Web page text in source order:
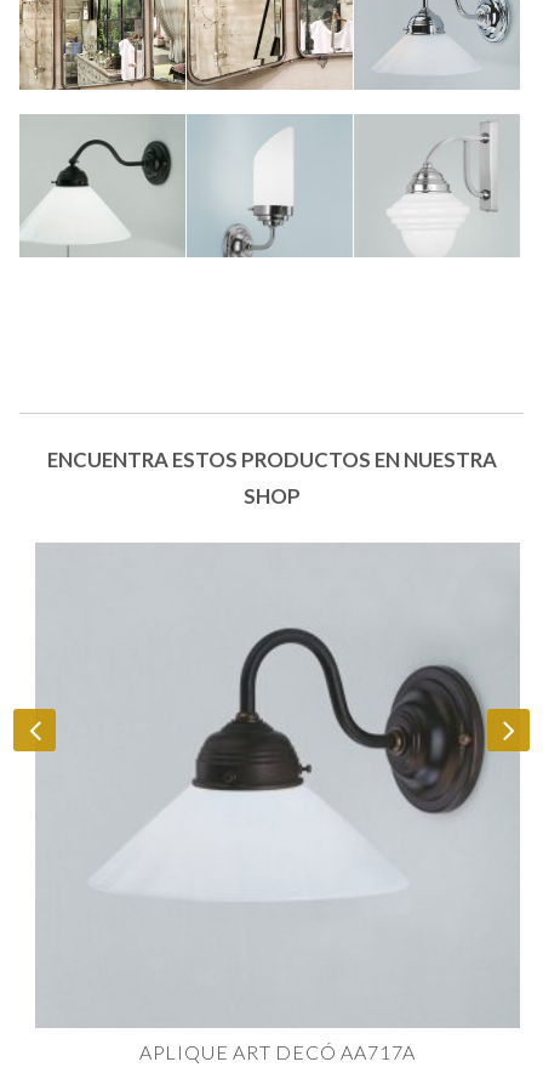
ENCUENTRA ESTOS PRODUCTOS EN NUESTRA
SHOP
APLIQUE ART DECÓ AA717A